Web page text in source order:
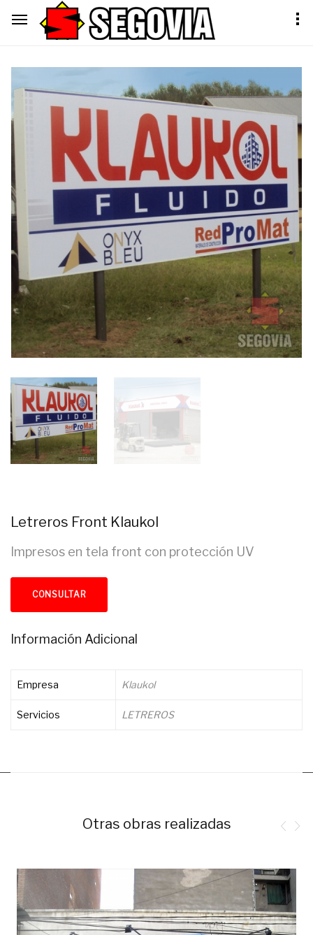
Letreros Front Klaukol
Impresos en tela front con protección UV
CONSULTAR
Información Adicional
Empresa Klaukol
Servicios LETREROS
Otras obras realizadas